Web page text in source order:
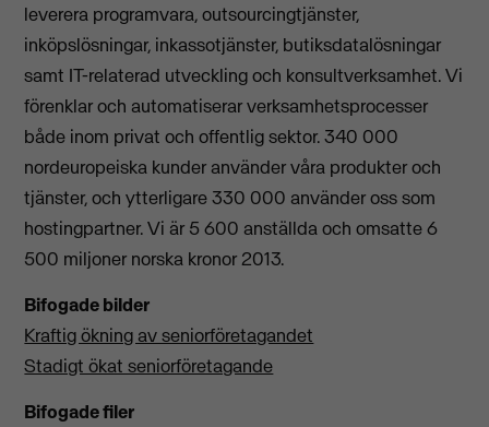
leverera programvara, outsourcingtjänster,
inköpslösningar, inkassotjänster, butiksdatalösningar
samt IT-relaterad utveckling och konsultverksamhet. Vi
förenklar och automatiserar verksamhetsprocesser
både inom privat och offentlig sektor. 340 000
nordeuropeiska kunder använder våra produkter och
tjänster, och ytterligare 330 000 använder oss som
hostingpartner. Vi är 5 600 anställda och omsatte 6
500 miljoner norska kronor 2013.
Bifogade bilder
Kraftig ökning av seniorföretagandet
Stadigt ökat seniorföretagande
Bifogade filer